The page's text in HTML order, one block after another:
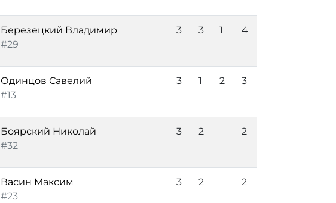
Березецкий Владимир
#29
3 3 1 4
Одинцов Савелий
#13
3 1 2 3
Боярский Николай
#32
3 2 2
Васин Максим
#23
3 2 2